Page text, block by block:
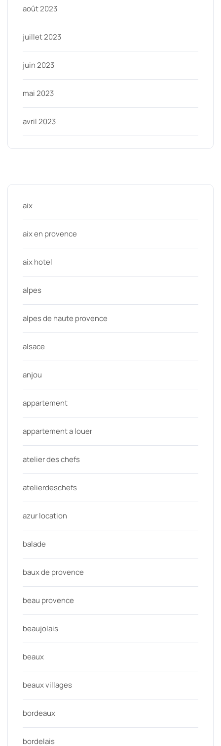
août 2023
juillet 2023
juin 2023
mai 2023
avril 2023
aix
aix en provence
aix hotel
alpes
alpes de haute provence
alsace
anjou
appartement
appartement a louer
atelier des chefs
atelierdeschefs
azur location
balade
baux de provence
beau provence
beaujolais
beaux
beaux villages
bordeaux
bordelais